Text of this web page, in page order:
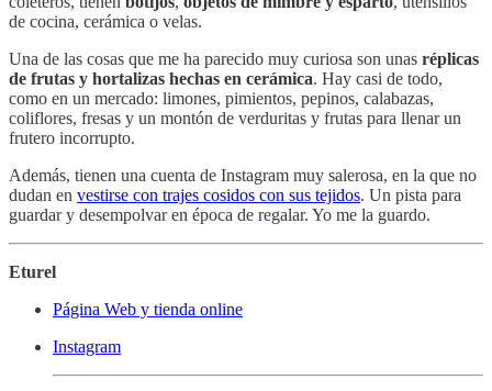
de cocina, cerámica o velas.
Una de las cosas que me ha parecido muy curiosa son unas réplicas
de frutas y hortalizas hechas en cerámica. Hay casi de todo,
como en un mercado: limones, pimientos, pepinos, calabazas,
coliflores, fresas y un montón de verduritas y frutas para llenar un
frutero incorrupto.
Además, tienen una cuenta de Instagram muy salerosa, en la que no
dudan en vestirse con trajes cosidos con sus tejidos. Un pista para
guardar y desempolvar en época de regalar. Yo me la guardo.
Eturel
Página Web y tienda online
Instagram